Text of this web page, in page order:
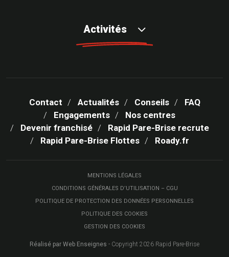
Activités
Contact Actualités Conseils
FAQ
Engagements
Nos centres
Devenir franchisé
Rapid Pare-Brise recrute
Rapid Pare-Brise Flottes
Roady.fr
MENTIONS LÉGALES
CONDITIONS GÉNÉRALES D’UTILISATION – CGU
POLITIQUE DE PROTECTION DES DONNÉES PERSONNELLES
POLITIQUE DES COOKIES
GESTION DES COOKIES
Réalisé par Web Enseignes - Copyright 2026 Rapid Pare-Brise